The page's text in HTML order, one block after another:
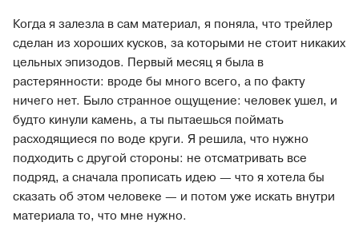
Когда я залезла в сам материал, я поняла, что трейлер
сделан из хороших кусков, за которыми не стоит никаких
цельных эпизодов. Первый месяц я была в
растерянности: вроде бы много всего, а по факту
ничего нет. Было странное ощущение: человек ушел, и
будто кинули камень, а ты пытаешься поймать
расходящиеся по воде круги. Я решила, что нужно
подходить с другой стороны: не отсматривать все
подряд, а сначала прописать идею — что я хотела бы
сказать об этом человеке — и потом уже искать внутри
материала то, что мне нужно.